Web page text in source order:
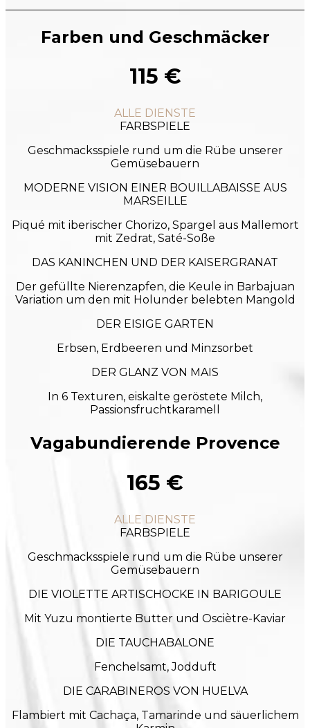
Farben und Geschmäcker
115 €
ALLE DIENSTE
FARBSPIELE
Geschmacksspiele rund um die Rübe unserer
Gemüsebauern
MODERNE VISION EINER BOUILLABAISSE AUS
MARSEILLE
Piqué mit iberischer Chorizo, Spargel aus Mallemort
mit Zedrat, Saté-Soße
DAS KANINCHEN UND DER KAISERGRANAT
Der gefüllte Nierenzapfen, die Keule in Barbajuan
Variation um den mit Holunder belebten Mangold
DER EISIGE GARTEN
Erbsen, Erdbeeren und Minzsorbet
DER GLANZ VON MAIS
In 6 Texturen, eiskalte geröstete Milch,
Passionsfruchtkaramell
Vagabundierende Provence
165 €
ALLE DIENSTE
FARBSPIELE
Geschmacksspiele rund um die Rübe unserer
Gemüsebauern
DIE VIOLETTE ARTISCHOCKE IN BARIGOULE
Mit Yuzu montierte Butter und Osciètre-Kaviar
DIE TAUCHABALONE
Fenchelsamt, Jodduft
DIE CARABINEROS VON HUELVA
Flambiert mit Cachaça, Tamarinde und säuerlichem